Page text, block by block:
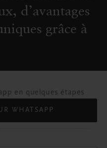
d’avantages
grâce à
en quelques étapes
WHATSAPP